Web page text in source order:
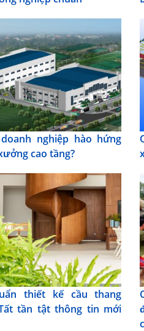
nghiệp hào hứng
cao tầng?
thiết kế cầu thang
tần tật thông tin mới